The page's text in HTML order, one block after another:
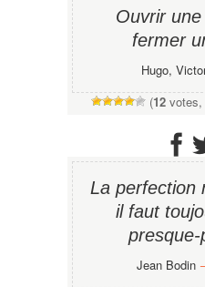
Ouvrir
fermer
Hugo,
(12votes,
La perfection
il faut
Jean Bodin−